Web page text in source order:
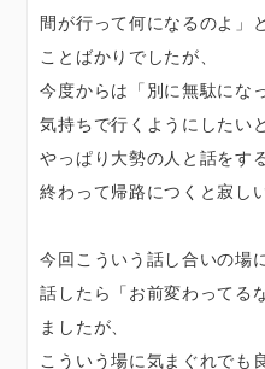
間が行って何になるのよ」
ことばかりでしたが、
今度からは「別に無駄にな
気持ちで行くようにしたい
やっぱり大勢の人と話をす
終わって帰路につくと寂し
今回こういう話し合いの場
話したら「お前変わってる
ましたが、
こういう場に気まぐれでも